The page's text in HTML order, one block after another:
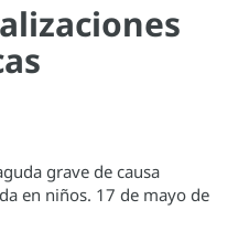
grave de causa
en niños. 17 de mayo de